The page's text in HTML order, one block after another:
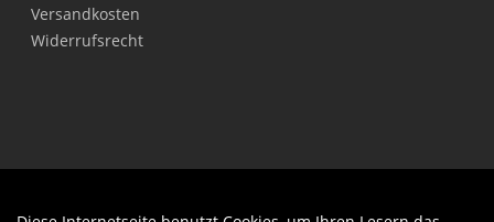
Versandkosten
Widerrufsrecht